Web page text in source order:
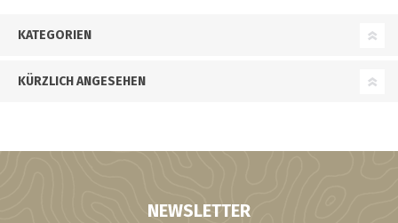
KATEGORIEN
KÜRZLICH ANGESEHEN
NEWSLETTER